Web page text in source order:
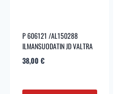
P 606121 /AL150288
ILMANSUODATIN JD VALTRA
38,00 €